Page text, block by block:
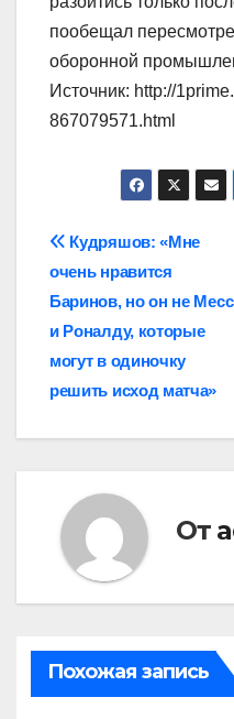
пообещал
оборонной
Источник: http://
867079571.html
Навигация
по
записям
Кудряшов: «Мне
очень нравится
Баринов, но он не
и Роналду, которые
могут в одиночку
решить исход матча»
От
Похожая запись